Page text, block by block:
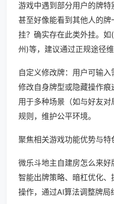
游戏中遇到部分用户的牌特
甚至好像能看到其他人的
挂？确实存在此类外挂。
州)等，建议通过正规途径维
自定义修改牌：用户可输入
修改自身牌型或隐藏操作痕
用于多种场景（如与好友
规则，维护公平环境。
聚焦相关游戏功能优势与特
微乐斗地主自建房怎么来好
智能出牌策略、暗杠优化
操作，通过AI算法调整牌局